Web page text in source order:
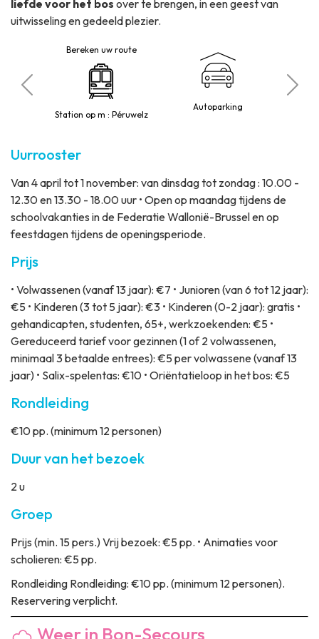
liefde voor het bos over te brengen, in een geest van
uitwisseling en gedeeld plezier.
Bereken uw route
Station op m : Péruwelz
Autoparking
Uurrooster
Van 4 april tot 1 november: van dinsdag tot zondag : 10.00 -
12.30 en 13.30 - 18.00 uur • Open op maandag tijdens de
schoolvakanties in de Federatie Wallonië-Brussel en op
feestdagen tijdens de openingsperiode.
Prijs
• Volwassenen (vanaf 13 jaar): €7 • Junioren (van 6 tot 12 jaar):
€5 • Kinderen (3 tot 5 jaar): €3 • Kinderen (0-2 jaar): gratis •
gehandicapten, studenten, 65+, werkzoekenden: €5 •
Gereduceerd tarief voor gezinnen (1 of 2 volwassenen,
minimaal 3 betaalde entrees): €5 per volwassene (vanaf 13
jaar) • Salix-spelentas: €10 • Oriëntatieloop in het bos: €5
Rondleiding
€10 pp. (minimum 12 personen)
Duur van het bezoek
2 u
Groep
Prijs (min. 15 pers.) Vrij bezoek: €5 pp. • Animaties voor
scholieren: €5 pp.
Rondleiding Rondleiding: €10 pp. (minimum 12 personen).
Reservering verplicht.
Weer in Bon-Secours